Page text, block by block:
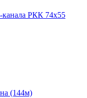
канала РКК 74х55
(144м)